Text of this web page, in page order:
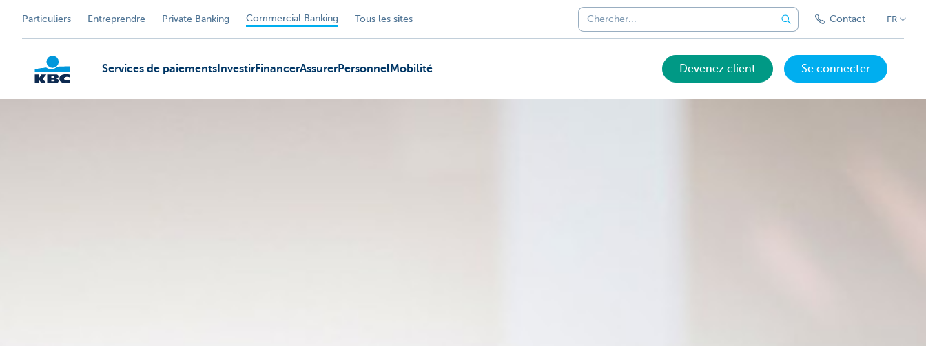
Particuliers Entreprendre Private Banking Commercial Banking Tous les sites Contact FR
Services de paiements InvestirFinancerAssurerPersonnelMobilité Devenez client Se connecter